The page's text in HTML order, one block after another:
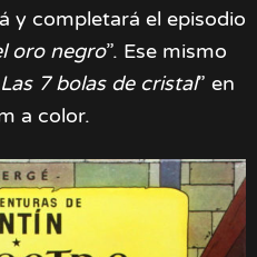
y completará el episodio
oro negro”. Ese mismo
Las 7 bolas de cristal” en
a color.